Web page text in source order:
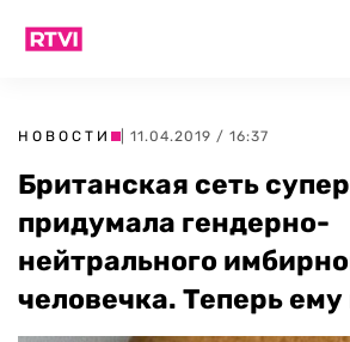
НОВОСТИ | 11.04.2019 / 16:37
Британская сеть
придумала гендерно-
нейтрального
человечка. Теперь